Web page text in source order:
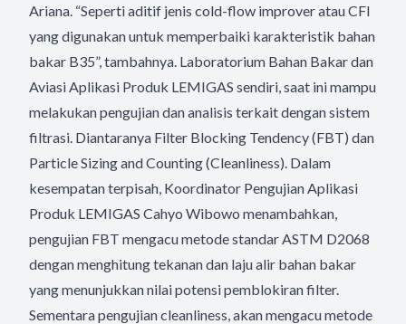
Ariana. “Seperti aditif jenis cold-flow improver atau CFI
yang digunakan untuk memperbaiki karakteristik bahan
bakar B35”, tambahnya. Laboratorium Bahan Bakar dan
Aviasi Aplikasi Produk LEMIGAS sendiri, saat ini mampu
melakukan pengujian dan analisis terkait dengan sistem
filtrasi. Diantaranya Filter Blocking Tendency (FBT) dan
Particle Sizing and Counting (Cleanliness). Dalam
kesempatan terpisah, Koordinator Pengujian Aplikasi
Produk LEMIGAS Cahyo Wibowo menambahkan,
pengujian FBT mengacu metode standar ASTM D2068
dengan menghitung tekanan dan laju alir bahan bakar
yang menunjukkan nilai potensi pemblokiran filter.
Sementara pengujian cleanliness, akan mengacu metode